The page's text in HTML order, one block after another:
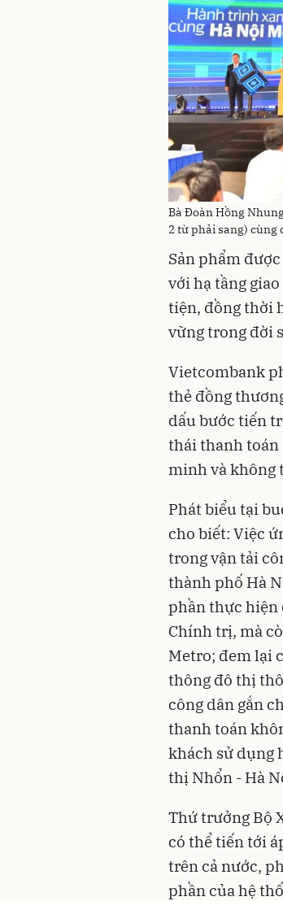
Bà Đoàn Hồng
2 từ phải sang) cùng
Sản phẩm
với hạ tầng
tiện, đồng thời
vững trong đời
Vietcombank
thẻ đồng
dấu bước tiến
thái thanh toán
minh và không
Phát biểu tại
cho biết: Việc
trong vận tải
thành phố Hà
phần thực hiện
Chính trị, mà
Metro; đem lại
thông đô thị
công dân gắn
thanh toán
khách sử dụng
thị Nhổn - Hà
Thứ trưởng Bộ
có thể tiến tới
trên cả nước,
phần của hệ